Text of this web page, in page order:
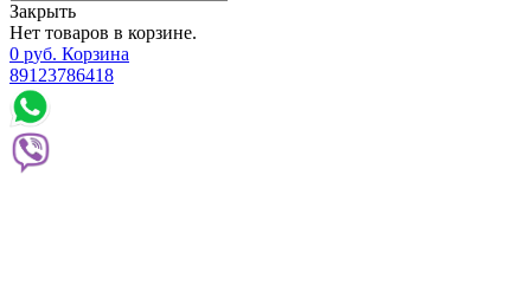
Закрыть
Нет товаров в корзине.
0 руб. Корзина
89123786418